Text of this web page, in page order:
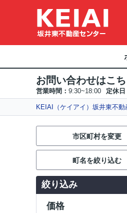
お問い合わせはこ
営業時間： 9:30~18:00 定休日
KEIAI（ケイアイ）坂井東不動
市区町村を変更
町名を絞り込む
絞り込み
価格